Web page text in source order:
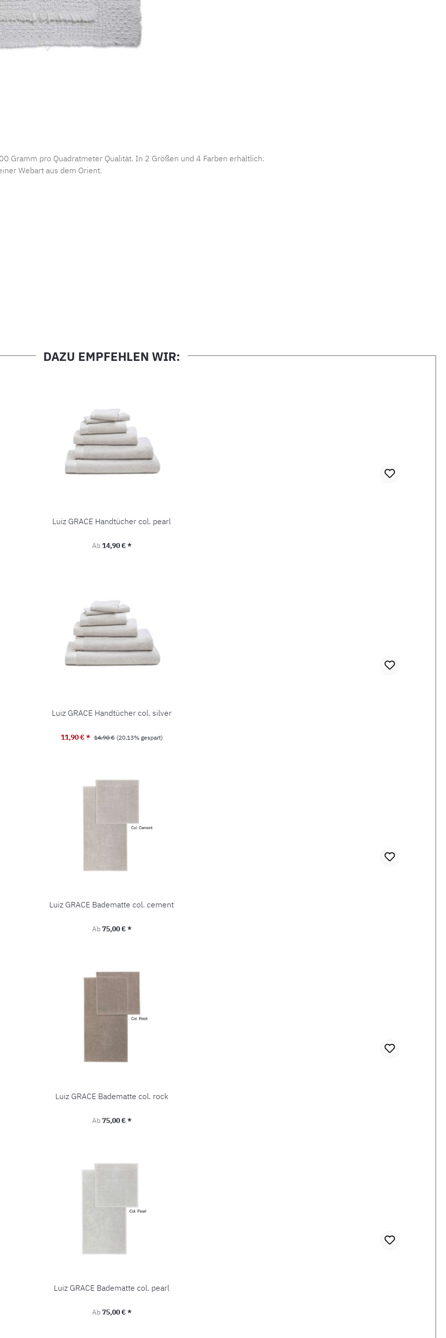
Gramm pro Quadratmeter Qualität. In 2 Größen und 4 Farben erhältlich.
Webart aus dem Orient.
DAZU EMPFEHLEN WIR:
Luiz GRACE Handtücher col. pearl
Regulärer Preis:
Ab14,90 € *
Luiz GRACE Handtücher col. silver
Verkaufspreis:
11,90 € * Regulärer Preis:
14,90 € (20.13% gespart)
Luiz GRACE Badematte col. cement
Regulärer Preis:
Ab75,00 € *
Luiz GRACE Badematte col. rock
Regulärer Preis:
Ab75,00 € *
Luiz GRACE Badematte col. pearl
Regulärer Preis:
Ab75,00 € *